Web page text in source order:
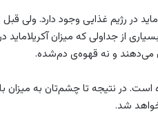
در رژیم غذایی وجود دارد. ولی قبل
از جداولی که میزان آکریلاماید
می‌دهند و نه قهوه‌ی دم‌شده.
در نتیجه تا چشم‌تان به میزان
شد.